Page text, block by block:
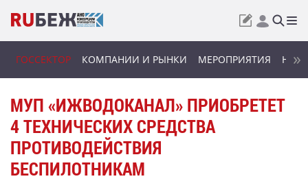
ГОССЕКТОР КОМПАНИИ И РЫНКИ МЕРОПРИЯТИЯ
МУП «ИЖВОДОКАНАЛ» ПРИОБРЕТЕТ
4 ТЕХНИЧЕСКИХ СРЕДСТВА
ПРОТИВОДЕЙСТВИЯ
БЕСПИЛОТНИКАМ